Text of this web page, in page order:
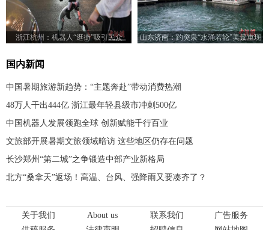
浙江杭州：机器人“逛街”吸引民众 山东济南：趵突泉“水涌若轮”美景重现
国内新闻
中国暑期旅游新趋势：“主题奔赴”带动消费热潮
48万人干出444亿 浙江最年轻县级市冲刺500亿
中国机器人发展领跑全球 创新赋能千行百业
文旅部开展暑期文旅领域暗访 这些地区仍存在问题
长沙郑州“第二城”之争锻造中部产业新格局
北方“桑拿天”返场！高温、台风、强降雨又要凑齐了？
关于我们 About us 联系我们
广告服务